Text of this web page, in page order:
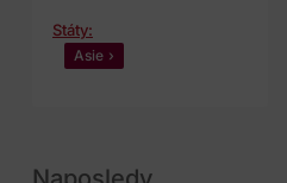
Státy:
Asie